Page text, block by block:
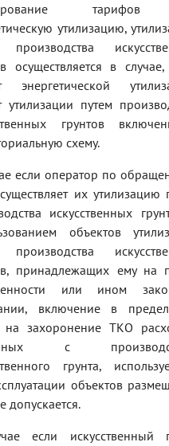
утилизацию,
производства
осуществляется в
энергетической
утилизации путем
грунтов
схему.
если оператор по
их утилизацию
искусственных
объектов
производства
принадлежащих ему на
или ином
включение в
на захоронение ТКО
с
грунта,
объектов
допускается.
если искусственный